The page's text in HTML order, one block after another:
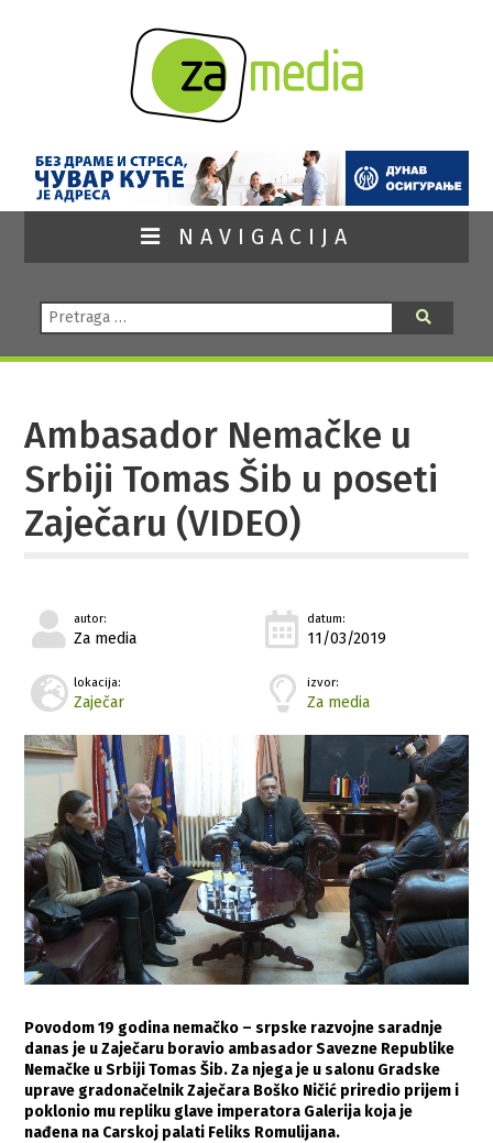
NAVIGACIJA
Pretraga:
Ambasador Nemačke u
Srbiji Tomas Šib u poseti
Zaječaru (VIDEO)
autor:
Za media
datum:
11/03/2019
lokacija:
Zaječar
izvor:
Za media
Povodom 19 godina nemačko – srpske razvojne saradnje
danas je u Zaječaru boravio ambasador Savezne Republike
Nemačke u Srbiji Tomas Šib. Za njega je u salonu Gradske
uprave gradonačelnik Zaječara Boško Ničić priredio prijem i
poklonio mu repliku glave imperatora Galerija koja je
nađena na Carskoj palati Feliks Romulijana.